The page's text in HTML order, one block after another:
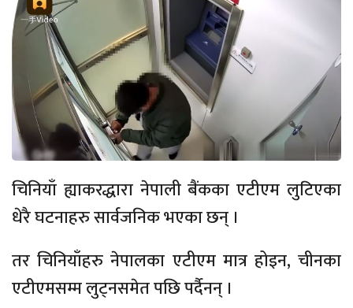
चिनियाँ ह्याकरद्धारा नेपाली बैंकका एटीएम लुटिएका
धेरै घटनाहरु सार्वजनिक भएका छन् ।
तर चिनियाँहरु नेपालका एटीएम मात्र होइन, चीनका
एटीएमसम्म लुट्नसमेत पछि पर्दैनन् ।